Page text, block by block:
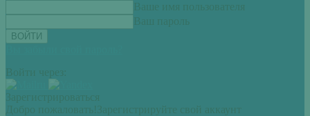
Ваше имя пользователя
Ваш пароль
Войти через:
Зарегистрироваться
Добро пожаловать! Зарегистрируйте свой аккаунт